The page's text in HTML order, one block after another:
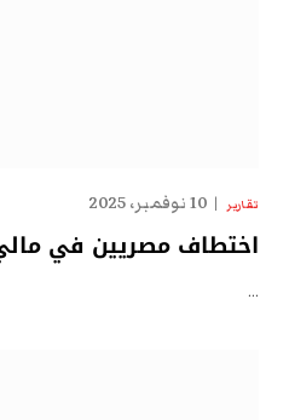
تقارير 10 نوفمبر، 2025
اختطاف مصريين في
…